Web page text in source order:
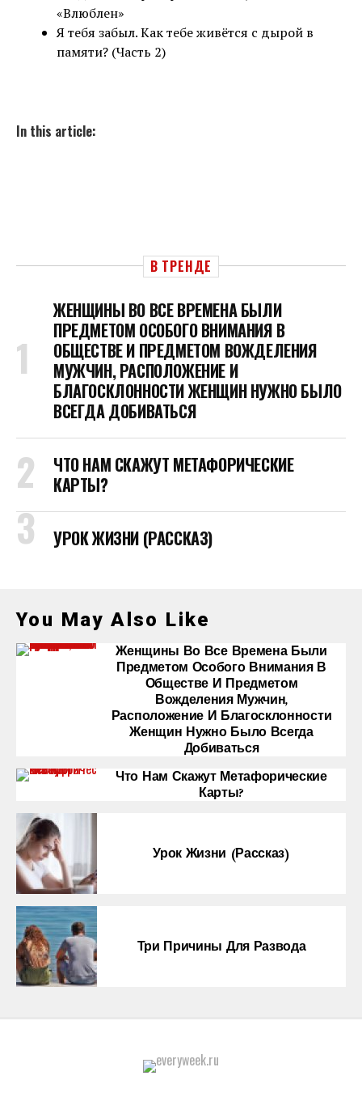
«Влюблен»
Я тебя забыл. Как тебе живётся с дырой в
памяти? (Часть 2)
In this article:
В ТРЕНДЕ
ЖЕНЩИНЫ ВО ВСЕ ВРЕМЕНА БЫЛИ
ПРЕДМЕТОМ ОСОБОГО ВНИМАНИЯ В
ОБЩЕСТВЕ И ПРЕДМЕТОМ ВОЖДЕЛЕНИЯ
МУЖЧИН, РАСПОЛОЖЕНИЕ И
БЛАГОСКЛОННОСТИ ЖЕНЩИН НУЖНО БЫЛО
ВСЕГДА ДОБИВАТЬСЯ
ЧТО НАМ СКАЖУТ МЕТАФОРИЧЕСКИЕ
КАРТЫ?
УРОК ЖИЗНИ (РАССКАЗ)
You May Also Like
Женщины Во Все Времена Были
Предметом Особого Внимания В
Обществе И Предметом
Вожделения Мужчин,
Расположение И Благосклонности
Женщин Нужно Было Всегда
Добиваться
Что Нам Скажут Метафорические
Карты?
Урок Жизни (рассказ)
Три Причины Для Развода